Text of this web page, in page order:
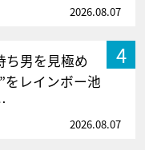
2026.08.07
4
ち男を見極め
をレインボー池
2026.08.07